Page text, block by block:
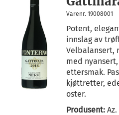
Varenr. 19008001
Potent,
innslag av
Velbalansert,
med
ettersmak.
kjøttretter,
oster.
Produsent: